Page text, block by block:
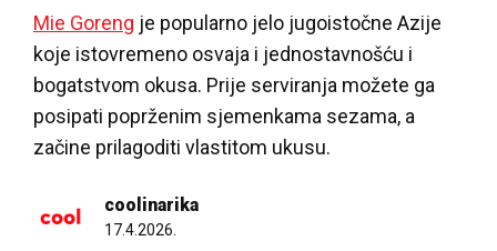
Mie Goreng je popularno jelo jugoistočne Azije
koje istovremeno osvaja i jednostavnošću i
bogatstvom okusa. Prije serviranja možete ga
posipati poprženim sjemenkama sezama, a
začine prilagoditi vlastitom ukusu.
coolinarika
17.4.2026.